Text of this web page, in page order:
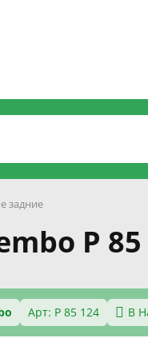
задние
P 85
Арт: P 85 124 В